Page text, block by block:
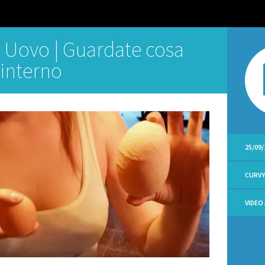
| Guardate cosa
25/